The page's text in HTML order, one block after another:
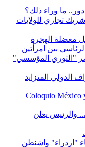
ما وراء ذلك؟
تجاري للولايات
معضلة الهجرة
بين امرأتين
"الثوري المؤسسي"
الدولي المتزايد
Coloquio México
والرئيس يعلن
"ازدراء" واشنطن